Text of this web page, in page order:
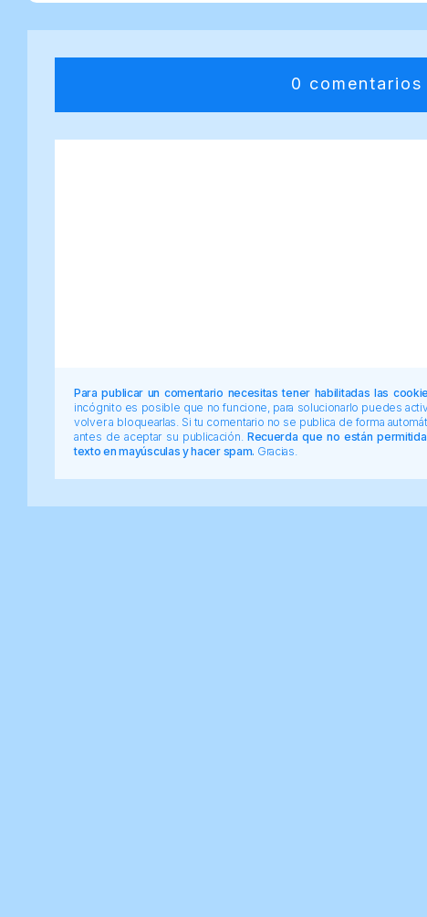
0 comentarios
Para publicar un comentario necesitas tener habilitadas las
incógnito es posible que no funcione, para solucionarlo puedes
volver a bloquearlas. Si tu comentario no se publica de forma
antes de aceptar su publicación. Recuerda que no están
texto en mayúsculas y hacer spam. Gracias.